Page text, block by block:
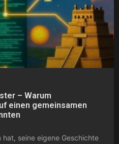
– Warum
einen gemeinsamen
seine eigene Geschichte